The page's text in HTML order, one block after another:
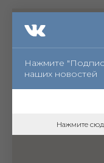
Нажмите
наших новостей
Нажмите